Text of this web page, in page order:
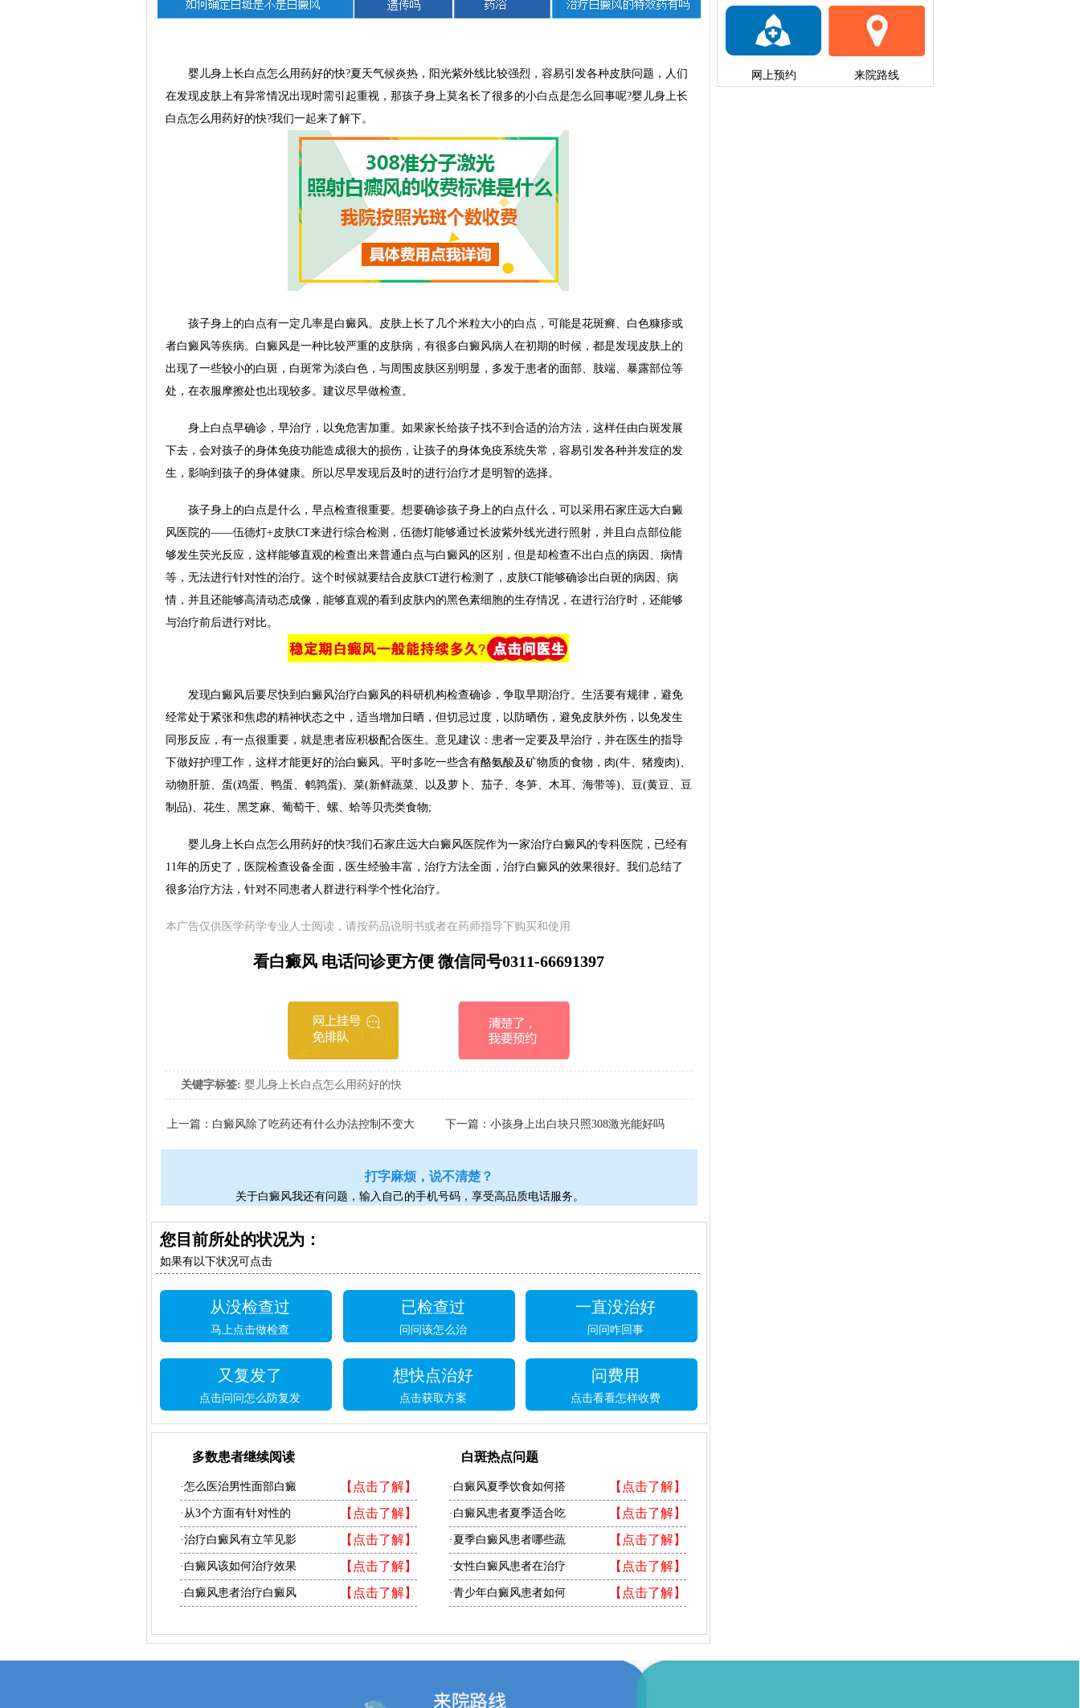
婴儿身上长白点怎么用药好的快?夏天气候炎热，阳光紫外线比较强烈，容易引发各种皮肤问题，人们
在发现皮肤上有异常情况出现时需引起重视，那孩子身上莫名长了很多的小白点是怎么回事呢?婴儿身上长
白点怎么用药好的快?我们一起来了解下。
孩子身上的白点有一定几率是白癜风。皮肤上长了几个米粒大小的白点，可能是花斑癣、白色糠疹或
者白癜风等疾病。白癜风是一种比较严重的皮肤病，有很多白癜风病人在初期的时候，都是发现皮肤上的
出现了一些较小的白斑，白斑常为淡白色，与周围皮肤区别明显，多发于患者的面部、肢端、暴露部位等
处，在衣服摩擦处也出现较多。建议尽早做检查。
身上白点早确诊，早治疗，以免危害加重。如果家长给孩子找不到合适的治方法，这样任由白斑发展
下去，会对孩子的身体免疫功能造成很大的损伤，让孩子的身体免疫系统失常，容易引发各种并发症的发
生，影响到孩子的身体健康。所以尽早发现后及时的进行治疗才是明智的选择。
孩子身上的白点是什么，早点检查很重要。想要确诊孩子身上的白点什么，可以采用石家庄远大白癜
风医院的——伍德灯+皮肤CT来进行综合检测，伍德灯能够通过长波紫外线光进行照射，并且白点部位能
够发生荧光反应，这样能够直观的检查出来普通白点与白癜风的区别，但是却检查不出白点的病因、病情
等，无法进行针对性的治疗。这个时候就要结合皮肤CT进行检测了，皮肤CT能够确诊出白斑的病因、病
情，并且还能够高清动态成像，能够直观的看到皮肤内的黑色素细胞的生存情况，在进行治疗时，还能够
与治疗前后进行对比。
发现白癜风后要尽快到白癜风治疗白癜风的科研机构检查确诊，争取早期治疗。生活要有规律，避免
经常处于紧张和焦虑的精神状态之中，适当增加日晒，但切忌过度，以防晒伤，避免皮肤外伤，以免发生
同形反应，有一点很重要，就是患者应积极配合医生。意见建议：患者一定要及早治疗，并在医生的指导
下做好护理工作，这样才能更好的治白癜风。平时多吃一些含有酪氨酸及矿物质的食物，肉(牛、猪瘦肉)、
动物肝脏、蛋(鸡蛋、鸭蛋、鹌鹑蛋)、菜(新鲜蔬菜、以及萝卜、茄子、冬笋、木耳、海带等)、豆(黄豆、豆
制品)、花生、黑芝麻、葡萄干、螺、蛤等贝壳类食物;
婴儿身上长白点怎么用药好的快?我们石家庄远大白癜风医院作为一家治疗白癜风的专科医院，已经有
11年的历史了，医院检查设备全面，医生经验丰富，治疗方法全面，治疗白癜风的效果很好。我们总结了
很多治疗方法，针对不同患者人群进行科学个性化治疗。
本广告仅供医学药学专业人士阅读，请按药品说明书或者在药师指导下购买和使用
看白癜风 电话问诊更方便 微信同号0311-66691397
关键字标签: 婴儿身上长白点怎么用药好的快
上一篇： 白癜风除了吃药还有什么办法控制不变大 下一篇： 小孩身上出白块只照308激光能好吗
打字麻烦，说不清楚？
关于白癜风我还有问题，输入自己的手机号码，享受高品质电话服务。
您目前所处的状况为：
如果有以下状况可点击
从没检查过
马上点击做检查
已检查过
问问该怎么治
一直没治好
问问咋回事
又复发了
点击问问怎么防复发
想快点治好
点击获取方案
问费用
点击看看怎样收费
多数患者继续阅读
【点击了解】
·怎么医治男性面部白癜
【点击了解】
·从3个方面有针对性的
【点击了解】
·治疗白癜风有立竿见影
【点击了解】
·白癜风该如何治疗效果
【点击了解】
·白癜风患者治疗白癜风
白斑热点问题
【点击了解】
·白癜风夏季饮食如何搭
【点击了解】
·白癜风患者夏季适合吃
【点击了解】
·夏季白癜风患者哪些蔬
【点击了解】
·女性白癜风患者在治疗
【点击了解】
·青少年白癜风患者如何
网上预约 来院路线